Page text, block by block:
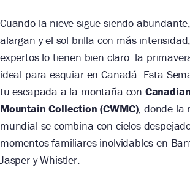
Cuando la nieve sigue siendo
alargan y el sol brilla con más
expertos lo tienen bien claro: la
ideal para esquiar en Canadá. Esta
tu escapada a la montaña con
Mountain Collection (CWMC), donde la
mundial se combina con cielos
momentos familiares inolvidables en
Jasper y Whistler.